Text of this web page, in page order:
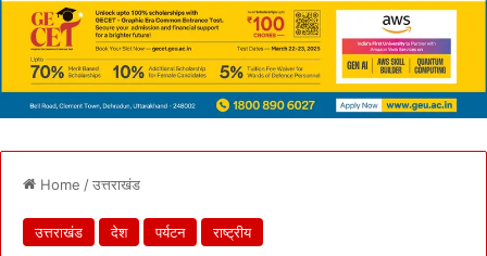
Home /उत्तराखंड
उत्तराखंड देश पर्यटन राष्ट्रीय